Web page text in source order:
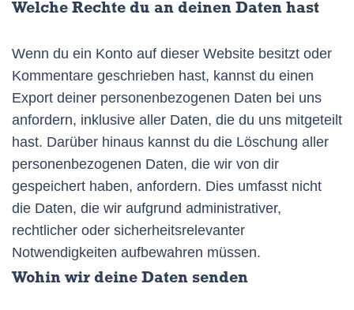
Welche Rechte du an deinen Daten hast
Wenn du ein Konto auf dieser Website besitzt oder
Kommentare geschrieben hast, kannst du einen
Export deiner personenbezogenen Daten bei uns
anfordern, inklusive aller Daten, die du uns mitgeteilt
hast. Darüber hinaus kannst du die Löschung aller
personenbezogenen Daten, die wir von dir
gespeichert haben, anfordern. Dies umfasst nicht
die Daten, die wir aufgrund administrativer,
rechtlicher oder sicherheitsrelevanter
Notwendigkeiten aufbewahren müssen.
Wohin wir deine Daten senden